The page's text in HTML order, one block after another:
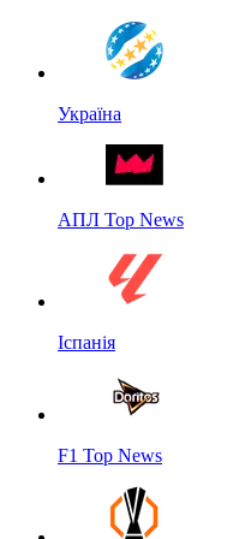
Україна
АПЛ Top News
Іспанія
F1 Top News